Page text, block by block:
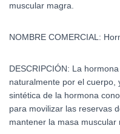
muscular magra.
NOMBRE COMERCIAL:
DESCRIPCIÓN: La
naturalmente por el cuerpo,
sintética de la hormona
para movilizar las reservas
mantener la masa muscular